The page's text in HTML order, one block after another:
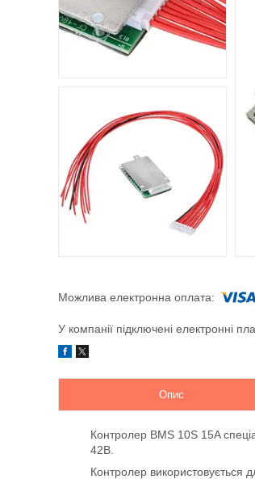
У компанії підключені електронні
Опис
Контролер BMS 10S 15A
42В.
Контролер використовується